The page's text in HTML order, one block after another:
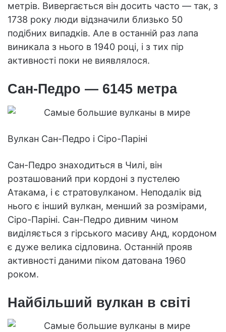
метрів. Вивергається він досить часто — так, з
1738 року люди відзначили близько 50
подібних випадків. Але в останній раз лапа
виникала з нього в 1940 році, і з тих пір
активності поки не виявлялося.
Сан-Педро — 6145 метра
Вулкан Сан-Педро і Сіро-Паріні
Сан-Педро знаходиться в Чилі, він
розташований при кордоні з пустелею
Атакама, і є стратовулканом. Неподалік від
нього є інший вулкан, менший за розмірами,
Сіро-Паріні. Сан-Педро дивним чином
виділяється з гірського масиву Анд, кордоном
є дуже велика сідловина. Останній прояв
активності даними піком датована 1960
роком.
Найбільший вулкан в світі